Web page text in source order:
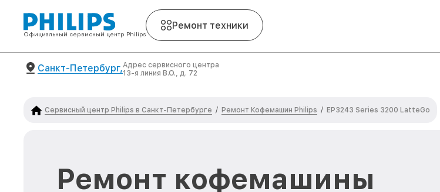
Официальный сервисный центр Philips
Ремонт техники
Санкт-Петербург,Адрес сервисного центра
13-я линия В.О., д. 72
Сервисный центр Philips в Санкт-Петербурге / Ремонт Кофемашин Philips / EP3243 Series 3200 LatteGo
Ремонт кофемашины